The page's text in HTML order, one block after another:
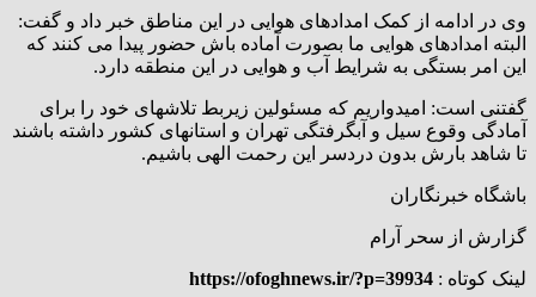
وی در ادامه از کمک امدادهای هوایی در این مناطق خبر داد و گفت:
البته امدادهای هوایی ما بصورت آماده باش حضور پیدا می کنند که
این امر بستگی به شرایط آب و هوایی در این منطقه دارد.
گفتنی است:‌ امیدواریم که مسئولین زیربط تلاشهای خود را برای
آمادگی وقوع سیل و آبگرفتگی تهران و استانهای کشور داشته باشند
تا شاهد بارش بدون دردسر این رحمت الهی باشیم.
باشگاه خبرنگاران
گزارش از سحر آرام
لینک کوتاه : https://ofoghnews.ir/?p=39934